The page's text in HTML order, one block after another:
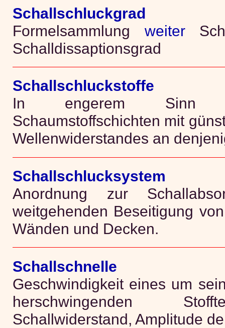
Schallschluckgrad
Formelsammlung weiter
Schalldissaptionsgrad
Schallschluckstoffe
In engerem Sinn
Schaumstoffschichten mit
Wellenwiderstandes an
Schallschlucksystem
Anordnung zur
weitgehenden Beseitigung
Wänden und Decken.
Schallschnelle
Geschwindigkeit eines um
herschwingenden
Schallwiderstand, Amplitude